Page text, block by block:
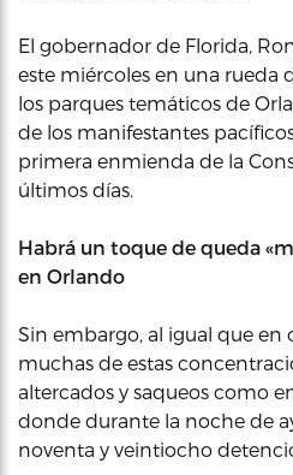
El gobernador de Florida,
este miércoles en una rueda
los parques temáticos de
de los manifestantes
primera enmienda de la
últimos días.
Habrá un toque de queda
en Orlando
Sin embargo, al igual que en
muchas de estas
altercados y saqueos como
donde durante la noche de
noventa y veintiocho